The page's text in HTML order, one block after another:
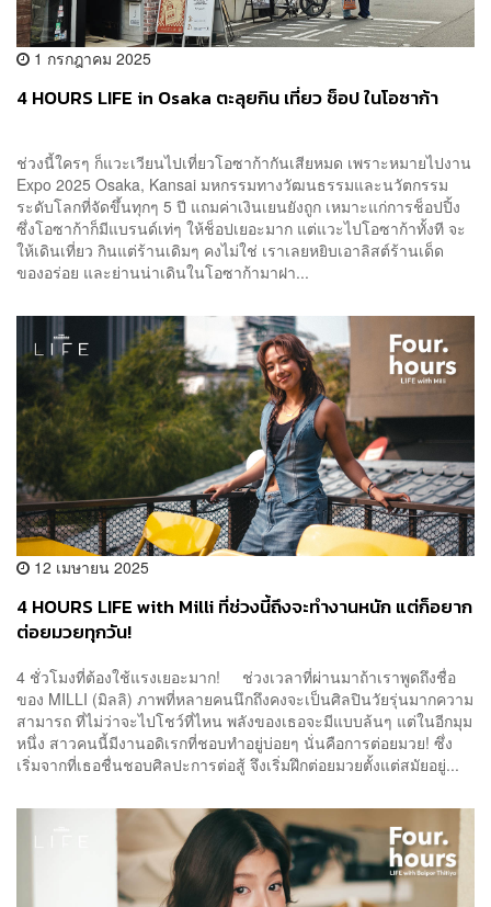
1 กรกฎาคม 2025
4 HOURS LIFE in Osaka ตะลุยกิน เที่ยว ช็อป ในโอซาก้า
ช่วงนี้ใครๆ ก็แวะเวียนไปเที่ยวโอซาก้ากันเสียหมด เพราะหมายไปงาน
Expo 2025 Osaka, Kansai มหกรรมทางวัฒนธรรมและนวัตกรรม
ระดับโลกที่จัดขึ้นทุกๆ 5 ปี แถมค่าเงินเยนยังถูก เหมาะแก่การช็อปปิ้ง
ซึ่งโอซาก้าก็มีแบรนด์เท่ๆ ให้ช็อปเยอะมาก แต่แวะไปโอซาก้าทั้งที จะ
ให้เดินเที่ยว กินแต่ร้านเดิมๆ คงไม่ใช่ เราเลยหยิบเอาลิสต์ร้านเด็ด
ของอร่อย และย่านน่าเดินในโอซาก้ามาฝา...
12 เมษายน 2025
4 HOURS LIFE with Milli ที่ช่วงนี้ถึงจะทำงานหนัก แต่ก็อยาก
ต่อยมวยทุกวัน!
4 ชั่วโมงที่ต้องใช้แรงเยอะมาก! ช่วงเวลาที่ผ่านมาถ้าเราพูดถึงชื่อ
ของ MILLI (มิลลิ) ภาพที่หลายคนนึกถึงคงจะเป็นศิลปินวัยรุ่นมากความ
สามารถ ที่ไม่ว่าจะไปโชว์ที่ไหน พลังของเธอจะมีแบบล้นๆ แต่ในอีกมุม
หนึ่ง สาวคนนี้มีงานอดิเรกที่ชอบทำอยู่บ่อยๆ นั่นคือการต่อยมวย! ซึ่ง
เริ่มจากที่เธอชื่นชอบศิลปะการต่อสู้ จึงเริ่มฝึกต่อยมวยตั้งแต่สมัยอยู่...